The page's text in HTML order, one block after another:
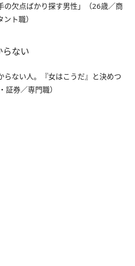
の欠点ばかり探す男性」（26歳／商
ト職）
らない
らない人。『女はこうだ』と決めつ
証券／専門職）